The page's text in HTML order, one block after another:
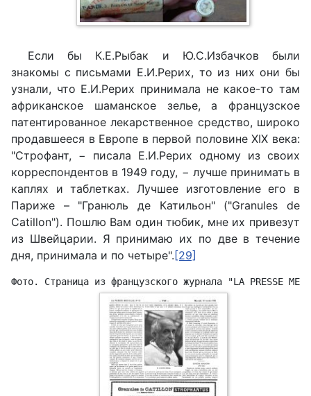
Если бы К.Е.Рыбак и Ю.С.Избачков были
знакомы с письмами Е.И.Рерих, то из них они бы
узнали, что Е.И.Рерих принимала не какое-то там
африканское шаманское зелье, а французское
патентированное лекарственное средство, широко
продавшееся в Европе в первой половинеXIX века:
"Строфант, − писала Е.И.Рерих одному из своих
корреспондентов в 1949 году, − лучше принимать в
каплях и таблетках. Лучшее изготовление его в
Париже – "Гранюль де Катильон" ("Granules de
Catillon"). Пошлю Вам один тюбик, мне их привезут
из Швейцарии. Я принимаю их по две в течение
дня, принимала и по четыре". [29]
Фото. Страница из французского журнала "LA PRESSE